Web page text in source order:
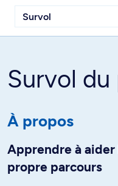
Survol
À propos
Apprendre à aider
propre parcours